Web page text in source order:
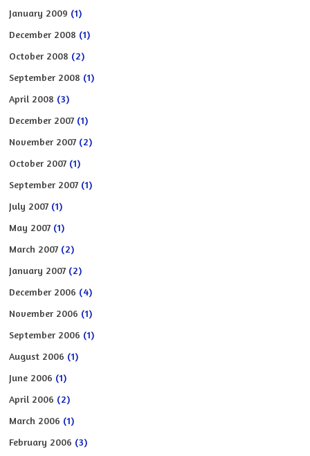
January 2009 (1)
December 2008 (1)
October 2008 (2)
September 2008 (1)
April 2008 (3)
December 2007 (1)
November 2007 (2)
October 2007 (1)
September 2007 (1)
July 2007 (1)
May 2007 (1)
March 2007 (2)
January 2007 (2)
December 2006 (4)
November 2006 (1)
September 2006 (1)
August 2006 (1)
June 2006 (1)
April 2006 (2)
March 2006 (1)
February 2006 (3)